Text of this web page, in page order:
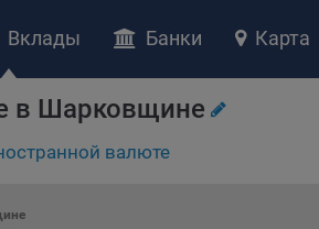
персональных данных при их обработке и
обработки файлов cookie (далее –
Вклады Банки Карта
в Шарковщине
валюте